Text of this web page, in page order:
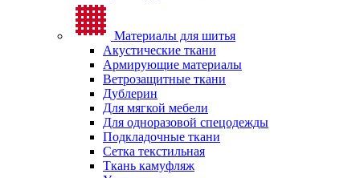
Материалы для шитья
Акустические ткани
Армирующие материалы
Ветрозащитные ткани
Дублерин
Для мягкой мебели
Для одноразовой спецодежды
Подкладочные ткани
Сетка текстильная
Ткань камуфляж